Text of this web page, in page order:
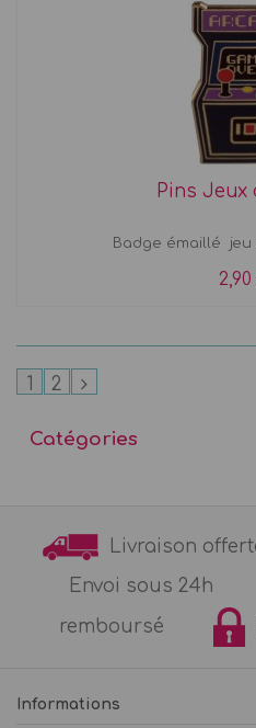
Pins Jeux
Badge émaillé jeu
1 2
Catégories
Livraison
Envoi sous
remboursé
Informations